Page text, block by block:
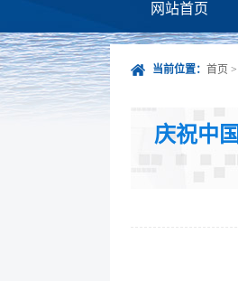
网站首页
当前位置： 首页 >
庆祝中